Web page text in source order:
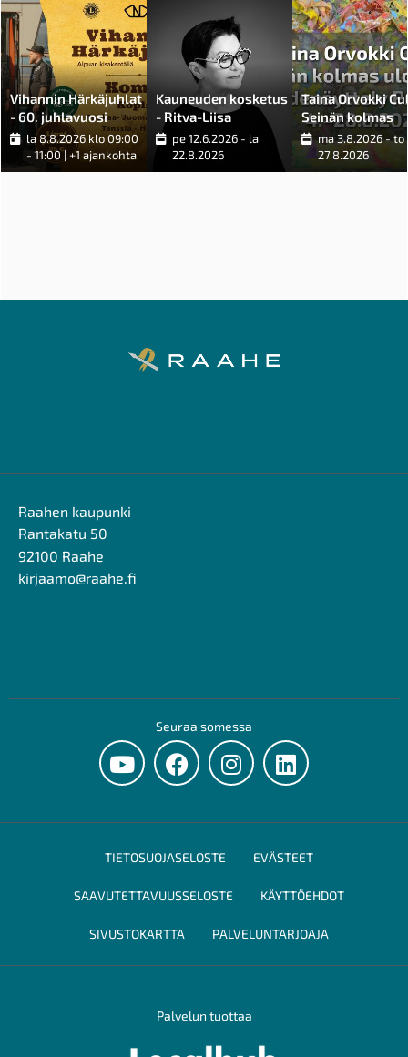
Vihannin Härkäjuhlat
- 60. juhlavuosi
la 8.8.2026 klo 09:00
- 11:00| +1 ajankohta
Kauneuden kosketus
- Ritva-Liisa
Pohjalaisen
juhlanäyttely
pe 12.6.2026 - la
22.8.2026
Taina Orvokki
Seinän kolmas
ulottuvuus -
taidenäyttely
ma 3.8.2026 - to
27.8.2026
Raahen kaupunki
Rantakatu 50
92100 Raahe
kirjaamo@raahe.fi
Seuraa somessa
TIETOSUOJASELOSTE EVÄSTEET
SAAVUTETTAVUUSSELOSTE KÄYTTÖEHDOT
SIVUSTOKARTTA PALVELUNTARJOAJA
Palvelun tuottaa